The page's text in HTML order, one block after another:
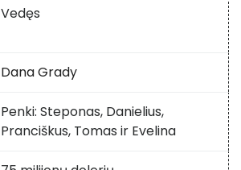
Vedęs
Dana Grady
Penki: Steponas, Danielius,
Pranciškus, Tomas ir Evelina